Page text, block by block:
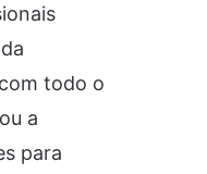
todo o
a
para